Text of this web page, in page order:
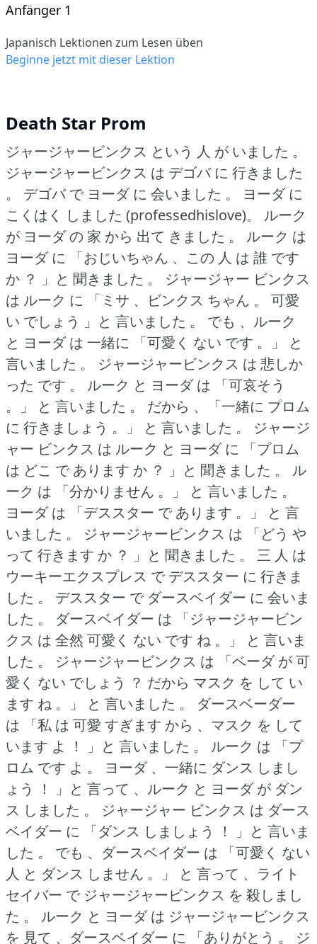
Anfänger 1
Japanisch Lektionen zum Lesen üben
Beginne jetzt mit dieser Lektion
Death Star Prom
ジャージャービンクス という 人 が いました 。
ジャージャービンクス は デゴバ に 行きました
。
デゴバ で ヨーダ に 会いました 。
ヨーダ に
こくはく しました (professedhislove)。
ルーク
が ヨーダ の 家 から 出て きました 。
ルーク は
ヨーダ に 「おじいちゃん 、この 人 は 誰 です
か ？
」と 聞きました 。
ジャージャー ビンクス
は ルーク に 「ミサ 、ビンクス ちゃん 。
可愛
い でしょう 」と 言いました 。
でも 、ルーク
と ヨーダ は 一緒に 「可愛く ない です 。」
と
言いました 。
ジャージャービンクス は 悲しか
った です 。
ルーク と ヨーダ は 「可哀そう
。」
と 言いました 。
だから 、「一緒に プロム
に 行きましょう 。」
と 言いました 。
ジャージ
ャー ビンクス は ルーク と ヨーダ に 「プロム
は どこ で あります か ？
」と 聞きました 。
ル
ーク は 「分かりません 。」
と 言いました 。
ヨーダ は 「デススター で あります 。」
と 言
いました 。
ジャージャービンクス は 「どう や
って 行きます か ？
」と 聞きました 。
三 人 は
ウーキーエクスプレス で デススター に 行きま
した 。
デススター で ダースベイダー に 会いま
した 。
ダースベイダー は 「ジャージャービン
クス は 全然 可愛く ない です ね 。」
と 言いま
した 。
ジャージャービンクス は 「ベーダ が 可
愛く ない でしょう ？ だから マスク を して い
ます ね 。」
と 言いました 。
ダースベーダー
は 「私 は 可愛 すぎます から 、マスク を して
います よ ！
」と 言いました 。
ルーク は 「プ
ロム です よ 。
ヨーダ 、一緒に ダンス しまし
ょう ！
」と 言って 、ルーク と ヨーダ が ダン
ス しました 。
ジャージャー ビンクス は ダース
ベイダー に 「ダンス しましょう ！
」と 言いま
した 。
でも 、ダースベイダー は 「可愛く ない
人 と ダンス しません 。」
と 言って 、ライト
セイバー で ジャージャービンクス を 殺しまし
た 。
ルーク と ヨーダ は ジャージャービンクス
を 見て 、ダースベイダー に 「ありがとう 。
ジ